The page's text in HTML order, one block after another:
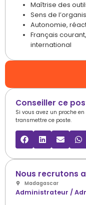
Conseiller ce
Si vous avez un proche
transmettre ce poste.
Nous recrutons
Madagascar
Administrateur /
Maîtrise des
Sens de
Autonomie,
Français
international